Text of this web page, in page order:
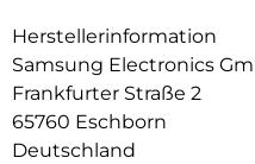
Herstellerinformation
Samsung Electronics
Frankfurter Straße 2
65760 Eschborn
Deutschland